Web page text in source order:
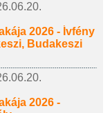
2026 - Ívfény
Budakeszi
2026 -